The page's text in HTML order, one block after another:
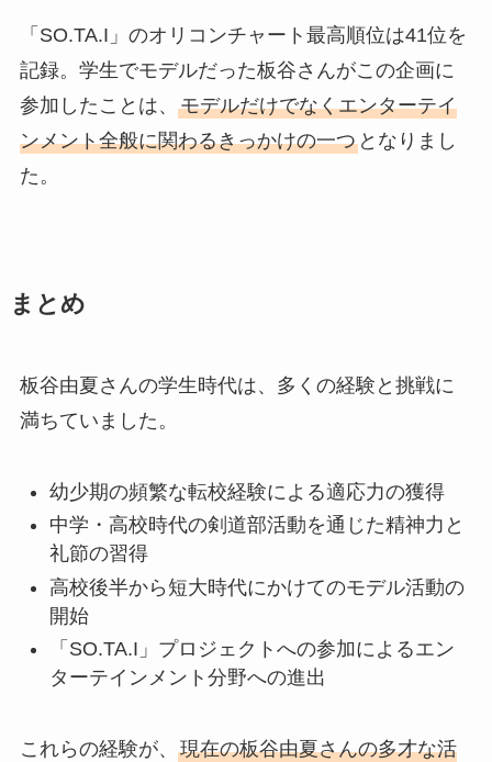
「SO.TA.I」のオリコンチャート最高順位は41位を
記録。学生でモデルだった板谷さんがこの企画に
参加したことは、 モデルだけでなくエンターテイ
ンメント全般に関わるきっかけの一つとなりまし
た。
まとめ
板谷由夏さんの学生時代は、多くの経験と挑戦に
満ちていました。
幼少期の頻繁な転校経験による適応力の獲得
中学・高校時代の剣道部活動を通じた精神力と
礼節の習得
高校後半から短大時代にかけてのモデル活動の
開始
「SO.TA.I」プロジェクトへの参加によるエン
ターテインメント分野への進出
これらの経験が、 現在の板谷由夏さんの多才な活